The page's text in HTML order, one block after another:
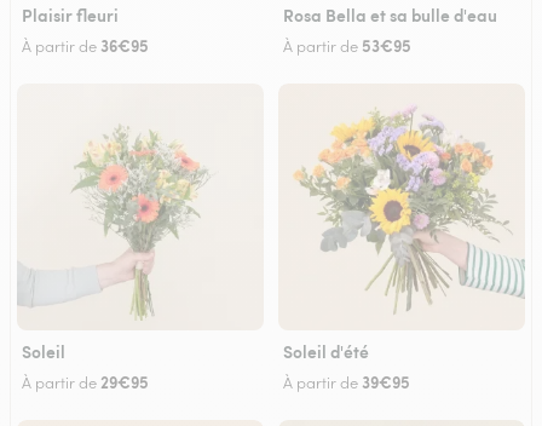
Plaisir fleuri
À partir de 36€95
Rosa Bella et sa bulle d'eau
À partir de 53€95
Soleil
À partir de 29€95
Soleil d'été
À partir de 39€95